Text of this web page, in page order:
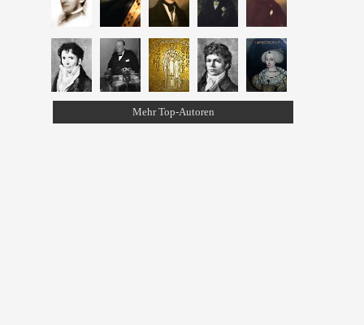
Mehr Top-Autoren